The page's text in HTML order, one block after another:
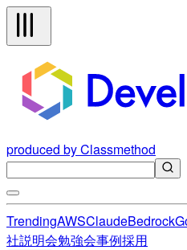
produced by Classmethod
TrendingAWSClaudeBedrock
社説明会勉強会事例採用